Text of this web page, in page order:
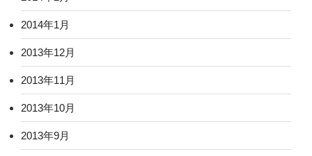
2014年1月
2013年12月
2013年11月
2013年10月
2013年9月